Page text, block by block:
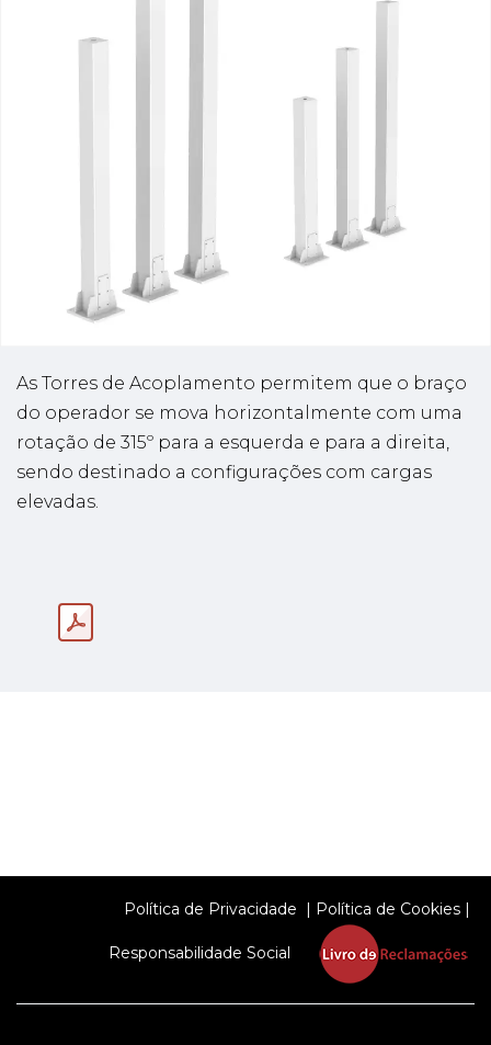
As Torres de Acoplamento permitem que o braço
do operador se mova horizontalmente com uma
rotação de 315º para a esquerda e para a direita,
sendo destinado a configurações com cargas
elevadas.
Política de Privacidade | Política de Cookies |
Responsabilidade Social